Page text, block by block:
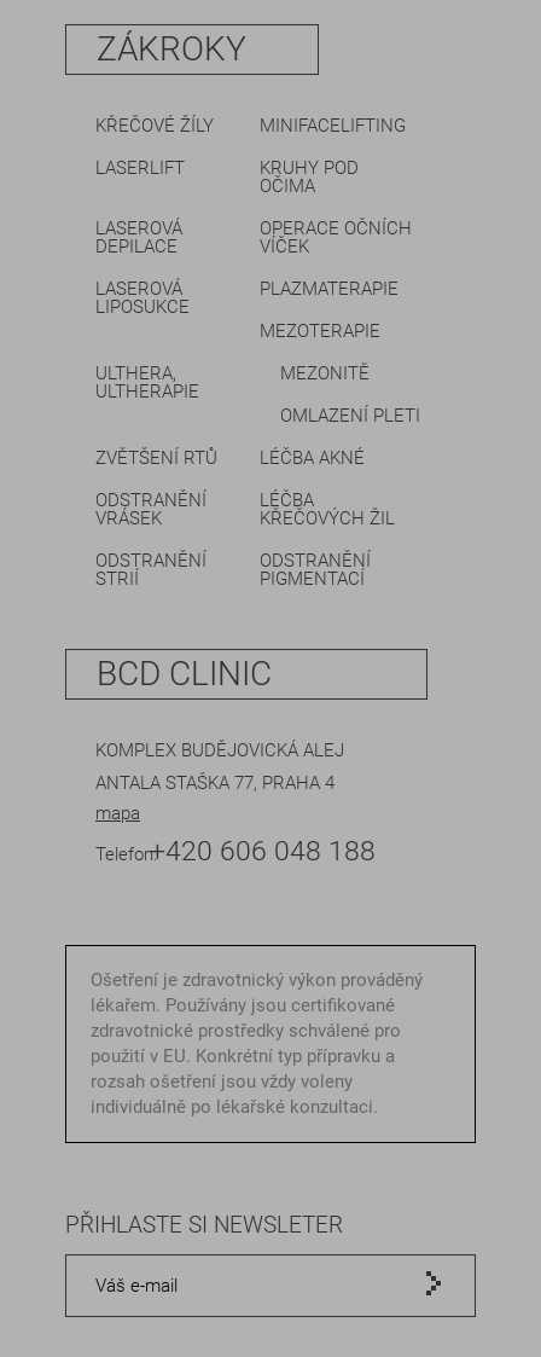
ZÁKROKY
KŘEČOVÉ ŽÍLY
MINIFACELIFTING
LASERLIFT
KRUHY POD
OČIMA
LASEROVÁ
DEPILACE
OPERACE OČNÍCH
VÍČEK
LASEROVÁ
LIPOSUKCE
PLAZMATERAPIE
MEZOTERAPIE
ULTHERA,
ULTHERAPIE
MEZONITĚ
OMLAZENÍ PLETI
ZVĚTŠENÍ RTŮ
LÉČBA AKNÉ
ODSTRANĚNÍ
VRÁSEK
LÉČBA
KŘEČOVÝCH ŽIL
ODSTRANĚNÍ
STRIÍ
ODSTRANĚNÍ
PIGMENTACÍ
BCD CLINIC
KOMPLEX BUDĚJOVICKÁ ALEJ
ANTALA STAŠKA 77, PRAHA 4
mapa
Telefon:+420 606 048 188
Ošetření je zdravotnický výkon prováděný
lékařem. Používány jsou certifikované
zdravotnické prostředky schválené pro
použití v EU. Konkrétní typ přípravku a
rozsah ošetření jsou vždy voleny
individuálně po lékařské konzultaci.
PŘIHLASTE SI NEWSLETER